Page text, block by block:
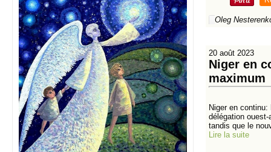
Oleg
20 août 2023
Niger en
maximum
Niger en
délégation
tandis que le
Lire la suite